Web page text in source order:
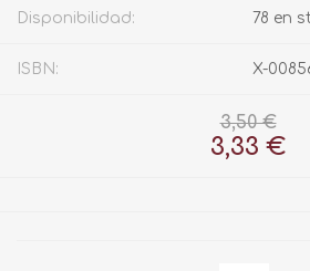
Disponibilidad: 78 en
ISBN: X-
3,50 €
3,33 €